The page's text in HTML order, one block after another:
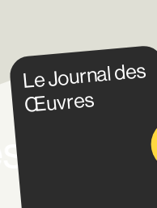
Œuvres.
Le Journal des
Œuvres